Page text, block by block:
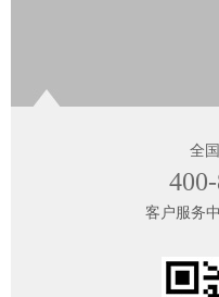
全
客户服务